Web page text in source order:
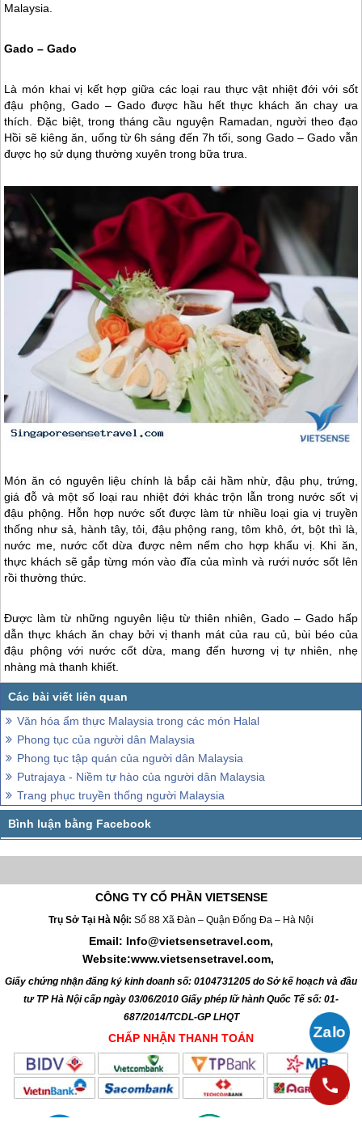
Malaysia.
Gado – Gado
Là món khai vị kết hợp giữa các loại rau thực vật nhiệt đới với sốt
đậu phộng, Gado – Gado được hầu hết thực khách ăn chay ưa
thích. Đặc biệt, trong tháng cầu nguyện Ramadan, người theo đạo
Hồi sẽ kiêng ăn, uống từ 6h sáng đến 7h tối, song Gado – Gado vẫn
được họ sử dụng thường xuyên trong bữa trưa.
Món ăn có nguyên liệu chính là bắp cải hầm nhừ, đậu phụ, trứng,
giá đỗ và một số loại rau nhiệt đới khác trộn lẫn trong nước sốt vị
đậu phộng. Hỗn hợp nước sốt được làm từ nhiều loại gia vị truyền
thống như sả, hành tây, tỏi, đậu phộng rang, tôm khô, ớt, bột thì là,
nước me, nước cốt dừa được nêm nếm cho hợp khẩu vị. Khi ăn,
thực khách sẽ gắp từng món vào đĩa của mình và rưới nước sốt lên
rồi thường thức.
Được làm từ những nguyên liệu từ thiên nhiên, Gado – Gado hấp
dẫn thực khách ăn chay bởi vị thanh mát của rau củ, bùi béo của
đậu phộng với nước cốt dừa, mang đến hương vị tự nhiên, nhẹ
nhàng mà thanh khiết.
Văn hóa ẩm thực Malaysia trong các món Halal
Phong tục của người dân Malaysia
Phong tục tập quán của người dân Malaysia
Putrajaya - Niềm tự hào của người dân Malaysia
Trang phục truyền thống người Malaysia
CÔNG TY CỔ PHẦN VIETSENSE
Trụ Sở Tại Hà Nội: Số 88 Xã Đàn – Quận Đống Đa – Hà Nội
Email: Info@vietsensetravel.com,
Website:www.vietsensetravel.com,
Giấy chứng nhận đăng ký kinh doanh số: 0104731205 do Sở kế hoạch và đầu
tư TP Hà Nội cấp ngày 03/06/2010 Giấy phép lữ hành Quốc Tế số: 01-
687/2014/TCDL-GP LHQT
CHẤP NHẬN THANH TOÁN